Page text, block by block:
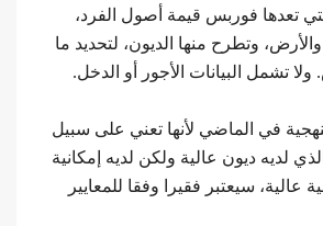
تعدها فوربس قيمة أصول الفرد،
وتطرح منها الديون، لتحديد ما
تشمل البيانات الأجور أو الدخل.
في الماضي لأنها تعني على سبيل
لديه ديون عالية ولكن لديه إمكانية
عالية، سيعتبر فقيرا وفقا للمعايير